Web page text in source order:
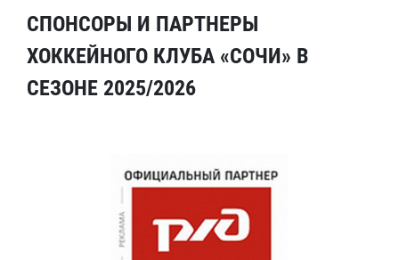
СПОНСОРЫ И ПАРТНЕРЫ
ХОККЕЙНОГО КЛУБА «СОЧИ» В
СЕЗОНЕ 2025/2026